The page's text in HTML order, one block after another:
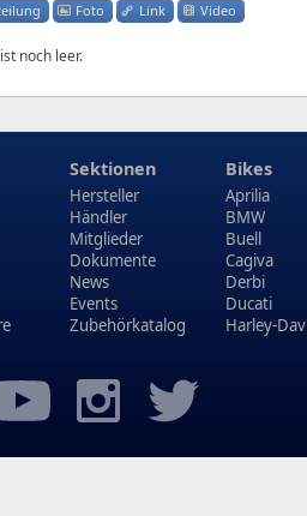
Foto Link Video
noch leer.
Sektionen
Hersteller
Händler
Mitglieder
Dokumente
News
Events
Zubehörkatalog
Bikes
Aprilia
BMW
Buell
Cagiva
Derbi
Ducati
Harley-